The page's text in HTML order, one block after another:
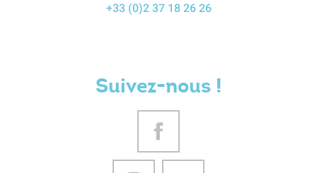
+33 (0)2 37 18 26 26
Suivez-nous !